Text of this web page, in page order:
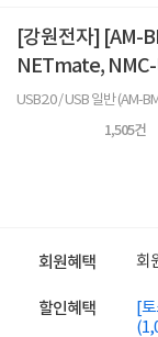
[강원전자] [AM-
NETmate,
USB2.0 / USB 일반 (AM-
1,505건
회원혜택 회
할인혜택
[